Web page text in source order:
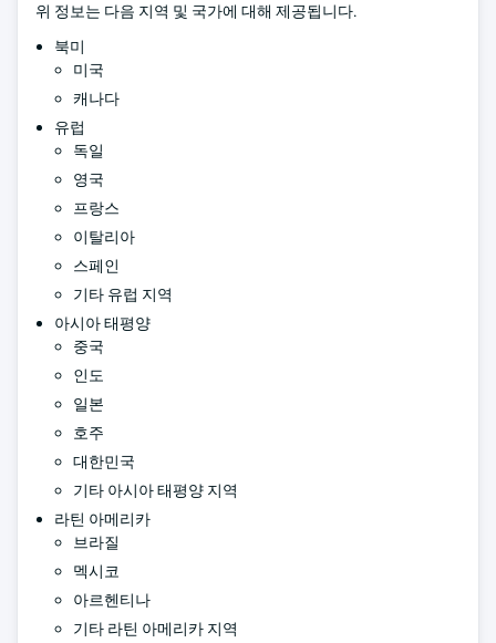
위 정보는 다음 지역 및 국가에 대해 제공됩니다.
북미
미국
캐나다
유럽
독일
영국
프랑스
이탈리아
스페인
기타 유럽 지역
아시아 태평양
중국
인도
일본
호주
대한민국
기타 아시아 태평양 지역
라틴 아메리카
브라질
멕시코
아르헨티나
기타 라틴 아메리카 지역